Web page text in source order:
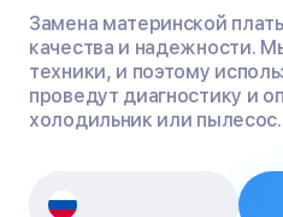
Замена материнской
качества и надежности.
техники, и поэтому
проведут диагностику и
холодильник или